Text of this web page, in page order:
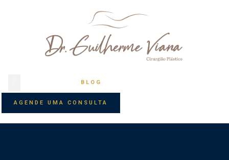
BLOG
AGENDE UMA CONSULTA